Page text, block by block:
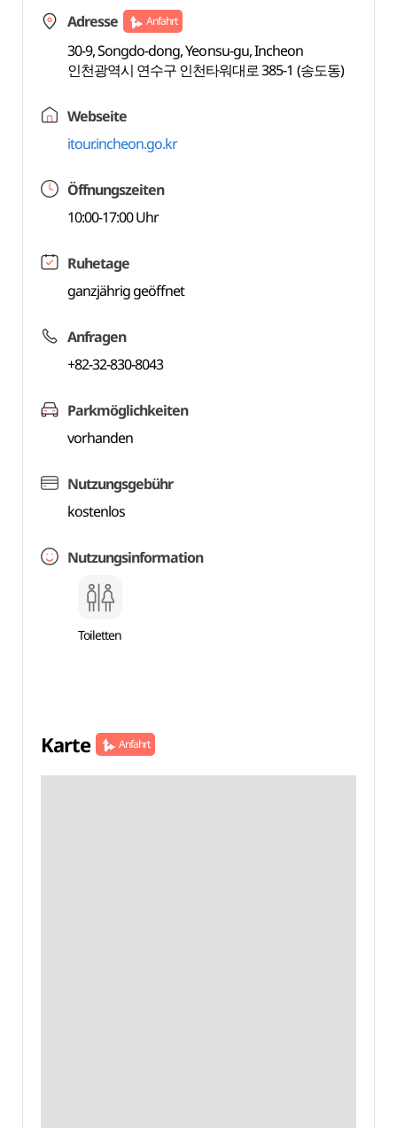
Adresse Anfahrt
30-9, Songdo-dong, Yeonsu-gu, Incheon
인천광역시 연수구 인천타워대로 385-1 (송도동)
Webseite
itour.incheon.go.kr
Öffnungszeiten
10:00-17:00 Uhr
Ruhetage
ganzjährig geöffnet
Anfragen
+82-32-830-8043
Parkmöglichkeiten
vorhanden
Nutzungsgebühr
kostenlos
Nutzungsinformation
Toiletten
Karte Anfahrt